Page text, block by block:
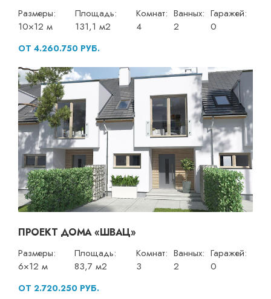
Размеры:
10×12 м
Площадь:
131,1 м2
Комнат:
4
Ванных:
2
Гаражей:
0
ОТ 4.260.750 РУБ.
ПРОЕКТ ДОМА «ШВАЦ»
Размеры:
6×12 м
Площадь:
83,7 м2
Комнат:
3
Ванных:
2
Гаражей:
0
ОТ 2.720.250 РУБ.